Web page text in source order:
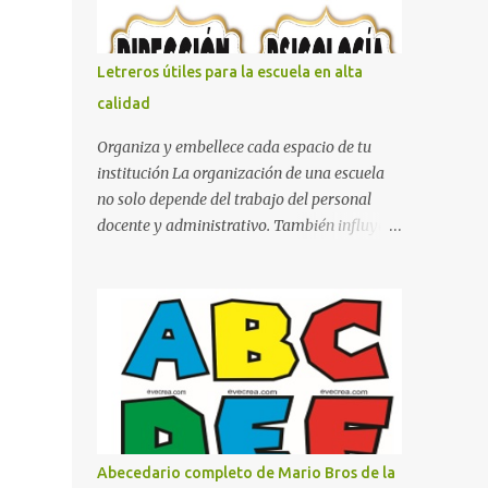
con pósters Cama con diseño de ring de
boxeo Ideas para decoraciones de fiestas
infantiles Cosas bonitas que se pueden hacer
con gomas de coche
Letreros útiles para la escuela en alta
calidad
Organiza y embellece cada espacio de tu
institución La organización de una escuela
no solo depende del trabajo del personal
docente y administrativo. También influye la
una función práctica al orientar a
estudiantes, padres de familia, docentes y
visitantes, pero además aportan un toque
decorativo que hace que la institución luzca
más ordenada, moderna y acogedora.
Pensando en esta necesidad, he diseñado
una colección de letreros útiles para la
Abecedario completo de Mario Bros de la